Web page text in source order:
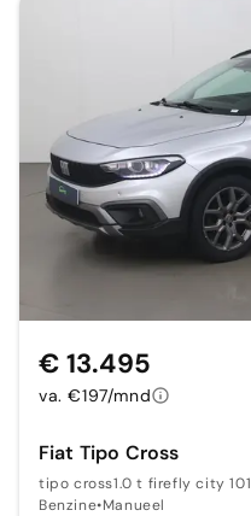
Fiat Tipo Cross
tipo cross1.0 t firefly city 101
Benzine•Manueel
€ 13.495
va. €197/mnd